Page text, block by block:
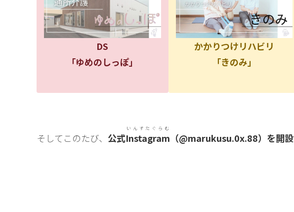
DS
「ゆめのしっぽ」
かかりつけリハビリ
「きのみ」
そしてこのたび、 公式Instagram
いんすたぐらむ
（@marukusu.0x.88）を開設